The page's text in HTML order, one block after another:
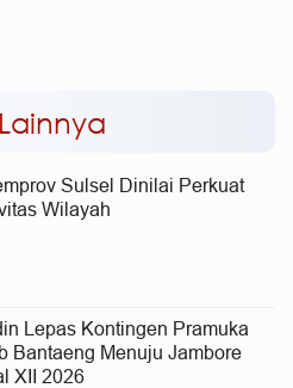
Sulsel Dinilai Perkuat
Wilayah
Lepas Kontingen Pramuka
Bantaeng Menuju Jambore
XII 2026